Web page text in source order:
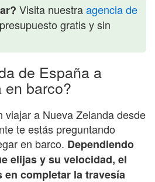
Visita nuestraagencia de
gratis y sin
de España a
en barco?
viajar a Nueva Zelanda desde
te estás preguntando
en barco. Dependiendo
elijas y su velocidad, el
en completar la travesía